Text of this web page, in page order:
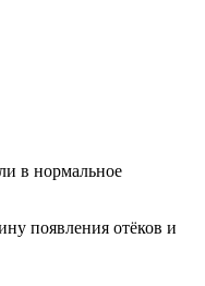
в нормальное
появления отёков и